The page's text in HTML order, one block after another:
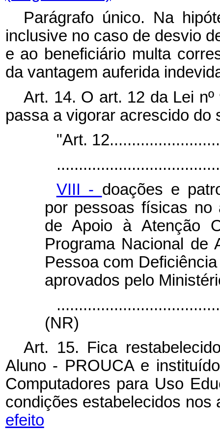
Parágrafo único. Na
inclusive no caso de desvio
e ao beneficiário multa
da vantagem auferida
Art. 14. O art. 12 da Lei
passa a vigorar acrescido do
"Art.
VIII - doações e
por pessoas físicas no
de Apoio à Atenção
Programa Nacional de
Pessoa com
aprovados pelo
(NR)
Art. 15. Fica
Aluno - PROUCA e
Computadores para Uso
condições estabelecidos
efeito